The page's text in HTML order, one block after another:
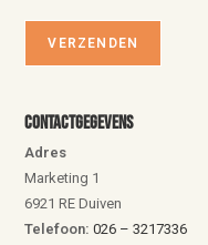
Contactgegevens
Adres
Marketing 1
6921 RE Duiven
Telefoon:026 – 3217336